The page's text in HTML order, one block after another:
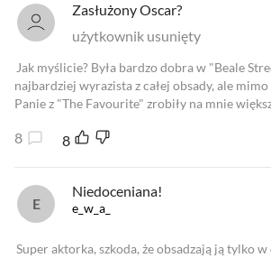
Zasłużony Oscar?
użytkownik usunięty
Jak myślicie? Była bardzo dobra w "Beale
najbardziej wyrazista z całej obsady, ale
Panie z "The Favourite" zrobiły na mnie
8 8
Niedoceniana!
e_w_a_
Super aktorka, szkoda, że obsadzają ją tylko